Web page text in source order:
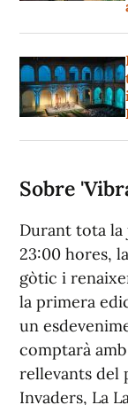
Sobre
Durant tota la
23:00 hores,
gòtic i
la primera
un
comptarà
rellevants del
Invaders, La